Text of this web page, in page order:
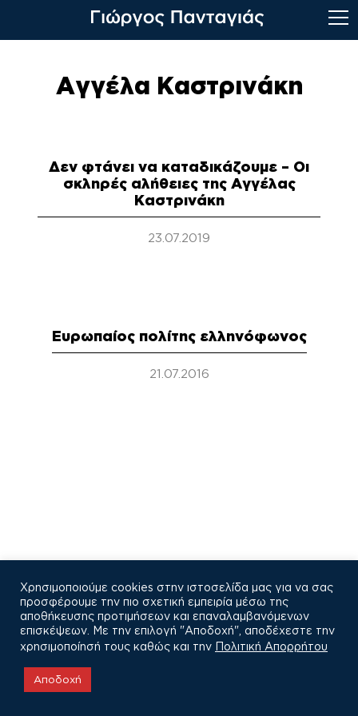
Αγγέλα Καστρινάκη
Δεν φτάνει να καταδικάζουμε – Οι
σκληρές αλήθειες της Αγγέλας
Καστρινάκη
23.07.2019
Ευρωπαίος πολίτης ελληνόφωνος
21.07.2016
Χρησιμοποιούμε cookies στην ιστοσελίδα μας για να σας
προσφέρουμε την πιο σχετική εμπειρία μέσω της
αποθήκευσης προτιμήσεων και επαναλαμβανόμενων
επισκέψεων. Με την επιλογή "Αποδοχή", αποδέχεστε την
χρησιμοποίησή τους καθώς και την Πολιτική Απορρήτου
Αποδοχή